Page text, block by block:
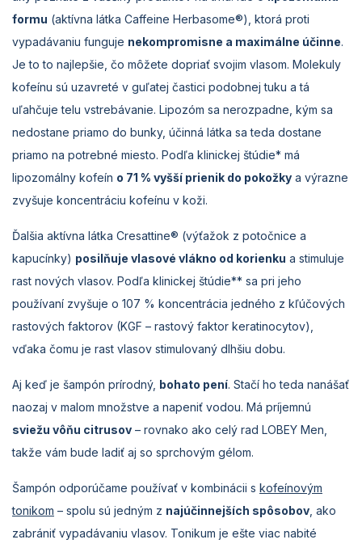
formu (aktívna látka Caffeine Herbasome®), ktorá proti
vypadávaniu funguje nekompromisne a maximálne účinne.
Je to to najlepšie, čo môžete dopriať svojim vlasom. Molekuly
kofeínu sú uzavreté v guľatej častici podobnej tuku a tá
uľahčuje telu vstrebávanie. Lipozóm sa nerozpadne, kým sa
nedostane priamo do bunky, účinná látka sa teda dostane
priamo na potrebné miesto. Podľa klinickej štúdie* má
lipozomálny kofeín o 71 % vyšší prienik do pokožky a výrazne
zvyšuje koncentráciu kofeínu v koži.
Ďalšia aktívna látka Cresattine® (výťažok z potočnice a
kapucínky) posilňuje vlasové vlákno od korienku a stimuluje
rast nových vlasov. Podľa klinickej štúdie** sa pri jeho
používaní zvyšuje o 107 % koncentrácia jedného z kľúčových
rastových faktorov (KGF – rastový faktor keratinocytov),
vďaka čomu je rast vlasov stimulovaný dlhšiu dobu.
Aj keď je šampón prírodný, bohato pení. Stačí ho teda nanášať
naozaj v malom množstve a napeniť vodou. Má príjemnú
sviežu vôňu citrusov – rovnako ako celý rad LOBEY Men,
takže vám bude ladiť aj so sprchovým gélom.
Šampón odporúčame používať v kombinácii s kofeínovým
tonikom – spolu sú jedným z najúčinnejších spôsobov , ako
zabrániť vypadávaniu vlasov. Tonikum je ešte viac nabité